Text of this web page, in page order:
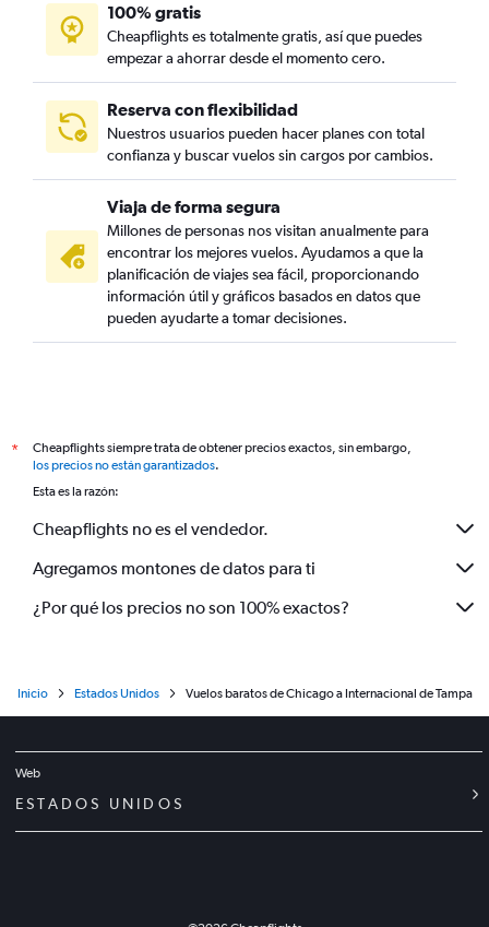
100% gratis
Cheapflights es totalmente gratis, así que puedes
empezar a ahorrar desde el momento cero.
Reserva con flexibilidad
Nuestros usuarios pueden hacer planes con total
confianza y buscar vuelos sin cargos por cambios.
Viaja de forma segura
Millones de personas nos visitan anualmente para
encontrar los mejores vuelos. Ayudamos a que la
planificación de viajes sea fácil, proporcionando
información útil y gráficos basados en datos que
pueden ayudarte a tomar decisiones.
*
Cheapflights siempre trata de obtener precios exactos, sin embargo,
los precios no están garantizados.
Esta es la razón:
Cheapflights no es el vendedor.
Agregamos montones de datos para ti
¿Por qué los precios no son 100% exactos?
Inicio Estados Unidos Vuelos baratos de Chicago a Internacional de Tampa
Web
ESTADOS UNIDOS